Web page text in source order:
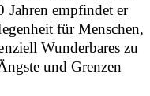
Jahren empfindet er
für Menschen,
Wunderbares zu
und Grenzen